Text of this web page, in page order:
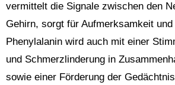
vermittelt die Signale zwischen den
Gehirn, sorgt für Aufmerksamkeit
Phenylalanin wird auch mit einer
und Schmerzlinderung in
sowie einer Förderung der